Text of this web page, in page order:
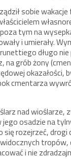
sobie
tym na
i umierały.
długo nie
na grób żony
cmentarza
nad
osadzie na
rozejrzeć,
tropów,
i nie